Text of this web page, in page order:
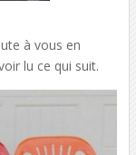
à vous en
lu ce qui suit.